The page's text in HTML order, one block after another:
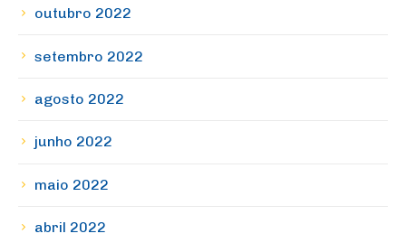
outubro 2022
setembro 2022
agosto 2022
junho 2022
maio 2022
abril 2022